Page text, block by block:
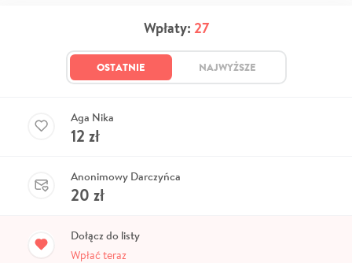
Wpłaty: 27
OSTATNIE NAJWYŻSZE
Aga Nika
12 zł
Anonimowy Darczyńca
20 zł
Dołącz do listy
Wpłać teraz